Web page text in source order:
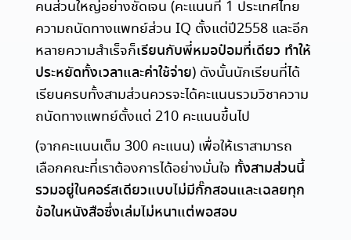
คนส่วนใหญ่อย่างชัดเจน (คะแนนที่ 1 ประเทศไทย
ความถนัดทางแพทย์ส่วน IQ ตั้งแต่ปี2558 และอีก
หลายความสำเร็จก็เรียนกับพี่หมอป๋อมที่เดียว ทำให้
ประหยัดทั้งเวลาและค่าใช้จ่าย) ดังนั้นนักเรียนที่ได้
เรียนครบทั้งสามส่วนควรจะได้คะแนนรวมวิชาความ
ถนัดทางแพทย์ตั้งแต่ 210 คะแนนขึ้นไป
(จากคะแนนเต็ม 300 คะแนน) เพื่อให้เราสามารถ
เลือกคณะที่เราต้องการได้อย่างมั่นใจ ทั้งสามส่วนนี้
รวมอยู่ในคอร์สเดียวแบบไม่มีกั๊กสอนและเฉลยทุก
ข้อในหนังสือซึ่งเล่มไม่หนาแต่พอสอบ